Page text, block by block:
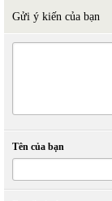
Gửi ý kiến của bạn
Tên của bạn